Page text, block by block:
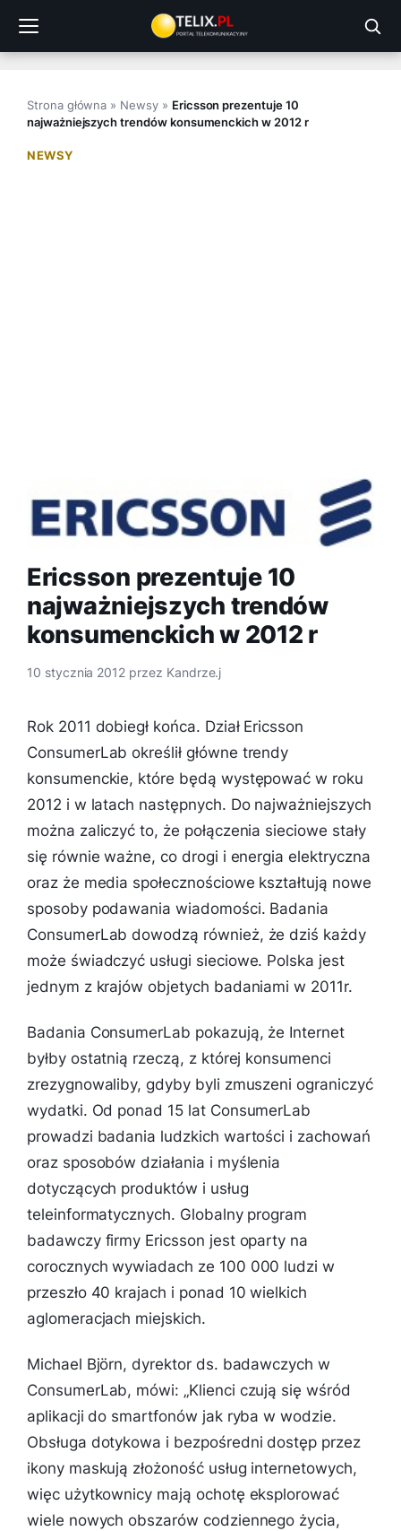
treści
Strona główna » Newsy» Ericsson prezentuje 10
najważniejszych trendów konsumenckich w 2012 r
NEWSY
Ericsson prezentuje 10
najważniejszych trendów
konsumenckich w 2012 r
10 stycznia 2012 przez Kandrze.j
Rok 2011 dobiegł końca. Dział Ericsson
ConsumerLab określił główne trendy
konsumenckie, które będą występować w roku
2012 i w latach następnych. Do najważniejszych
można zaliczyć to, że połączenia sieciowe stały
się równie ważne, co drogi i energia elektryczna
oraz że media społecznościowe kształtują nowe
sposoby podawania wiadomości. Badania
ConsumerLab dowodzą również, że dziś każdy
może świadczyć usługi sieciowe. Polska jest
jednym z krajów objetych badaniami w 2011r.
Badania ConsumerLab pokazują, że Internet
byłby ostatnią rzeczą, z której konsumenci
zrezygnowaliby, gdyby byli zmuszeni ograniczyć
wydatki. Od ponad 15 lat ConsumerLab
prowadzi badania ludzkich wartości i zachowań
oraz sposobów działania i myślenia
dotyczących produktów i usług
teleinformatycznych. Globalny program
badawczy firmy Ericsson jest oparty na
corocznych wywiadach ze 100 000 ludzi w
przeszło 40 krajach i ponad 10 wielkich
aglomeracjach miejskich.
Michael Björn, dyrektor ds. badawczych w
ConsumerLab, mówi: „Klienci czują się wśród
aplikacji do smartfonów jak ryba w wodzie.
Obsługa dotykowa i bezpośredni dostęp przez
ikony maskują złożoność usług internetowych,
więc użytkownicy mają ochotę eksplorować
wiele nowych obszarów codziennego życia,